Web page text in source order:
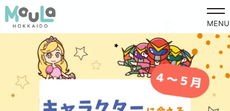
MENU